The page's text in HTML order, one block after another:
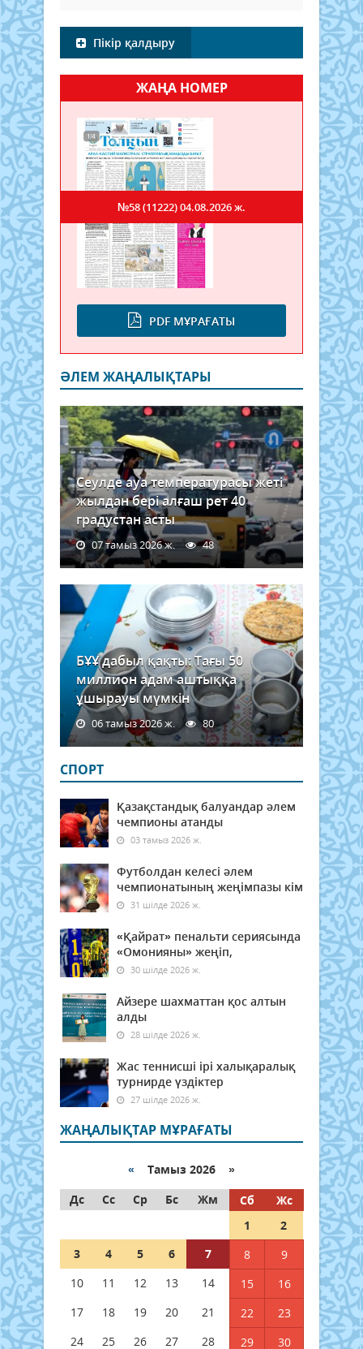
Пікір қалдыру
ЖАҢА НОМЕР
PDF МҰРАҒАТЫ
№58 (11222)04.08.2026 ж.
ӘЛЕМ ЖАҢАЛЫҚТАРЫ
Сеулде ауа температурасы жеті
жылдан бері алғаш рет 40
градустан асты
07 тамыз 2026 ж. 48
БҰҰ дабыл қақты: Тағы 50
миллион адам аштыққа
ұшырауы мүмкін
06 тамыз 2026 ж. 80
СПОРТ
Қазақстандық балуандар әлем
чемпионы атанды
03 тамыз 2026 ж.
Футболдан келесі әлем
чемпионатының жеңімпазы кім
31 шілде 2026 ж.
«Қайрат» пенальти сериясында
«Омонияны» жеңіп,
30 шілде 2026 ж.
Айзере шахматтан қос алтын
алды
28 шілде 2026 ж.
Жас теннисші ірі халықаралық
турнирде үздіктер
27 шілде 2026 ж.
ЖАҢАЛЫҚТАР МҰРАҒАТЫ
« Тамыз 2026 »
Дс
Сс Ср Бс Жм Сб
Жс
1
2
3
4 5 6 7 8
9
10
11 12 13 14 15
16
17
18 19 20 21 22
23
24
25 26 27 28 29 30